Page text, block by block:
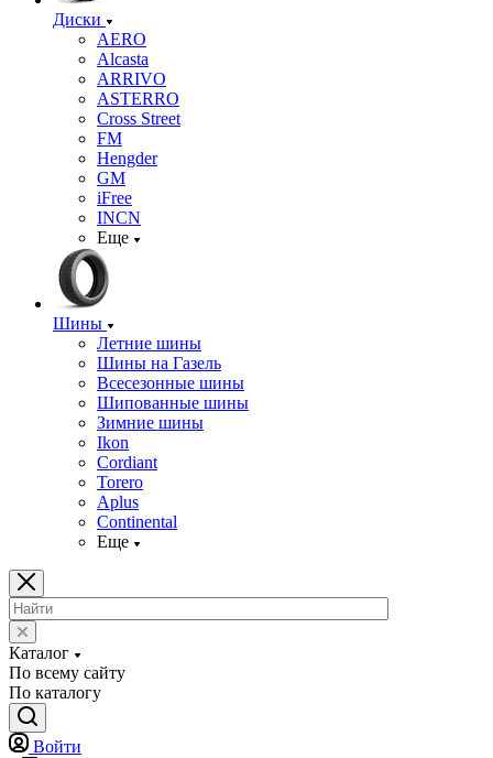
Диски
AERO
Alcasta
ARRIVO
ASTERRO
Cross Street
FM
Hengder
GM
iFree
INCN
Еще
Шины
Летние шины
Шины на Газель
Всесезонные шины
Шипованные шины
Зимние шины
Ikon
Cordiant
Torero
Aplus
Continental
Еще
Каталог
По всему сайту
По каталогу
Войти